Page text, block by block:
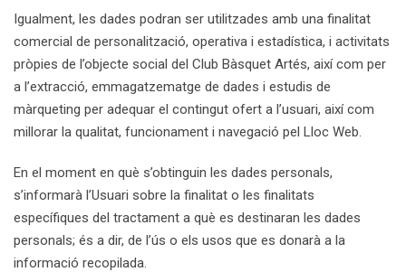
Igualment, les dades podran ser utilitzades amb una finalitat
comercial de personalització, operativa i estadística, i activitats
pròpies de l’objecte social del Club Bàsquet Artés, així com per
a l’extracció, emmagatzematge de dades i estudis de
màrqueting per adequar el contingut ofert a l’usuari, així com
millorar la qualitat, funcionament i navegació pel Lloc Web.
En el moment en què s’obtinguin les dades personals,
s’informarà l’Usuari sobre la finalitat o les finalitats
específiques del tractament a què es destinaran les dades
personals; és a dir, de l’ús o els usos que es donarà a la
informació recopilada.